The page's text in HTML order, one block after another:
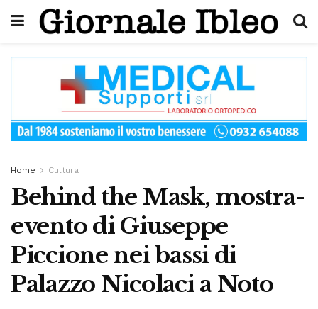
Home Cultura
Behind the Mask, mostra-
evento di Giuseppe
Piccione nei bassi di
Palazzo Nicolaci a Noto